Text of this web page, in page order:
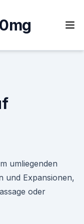
umliegenden
und Expansionen,
oder